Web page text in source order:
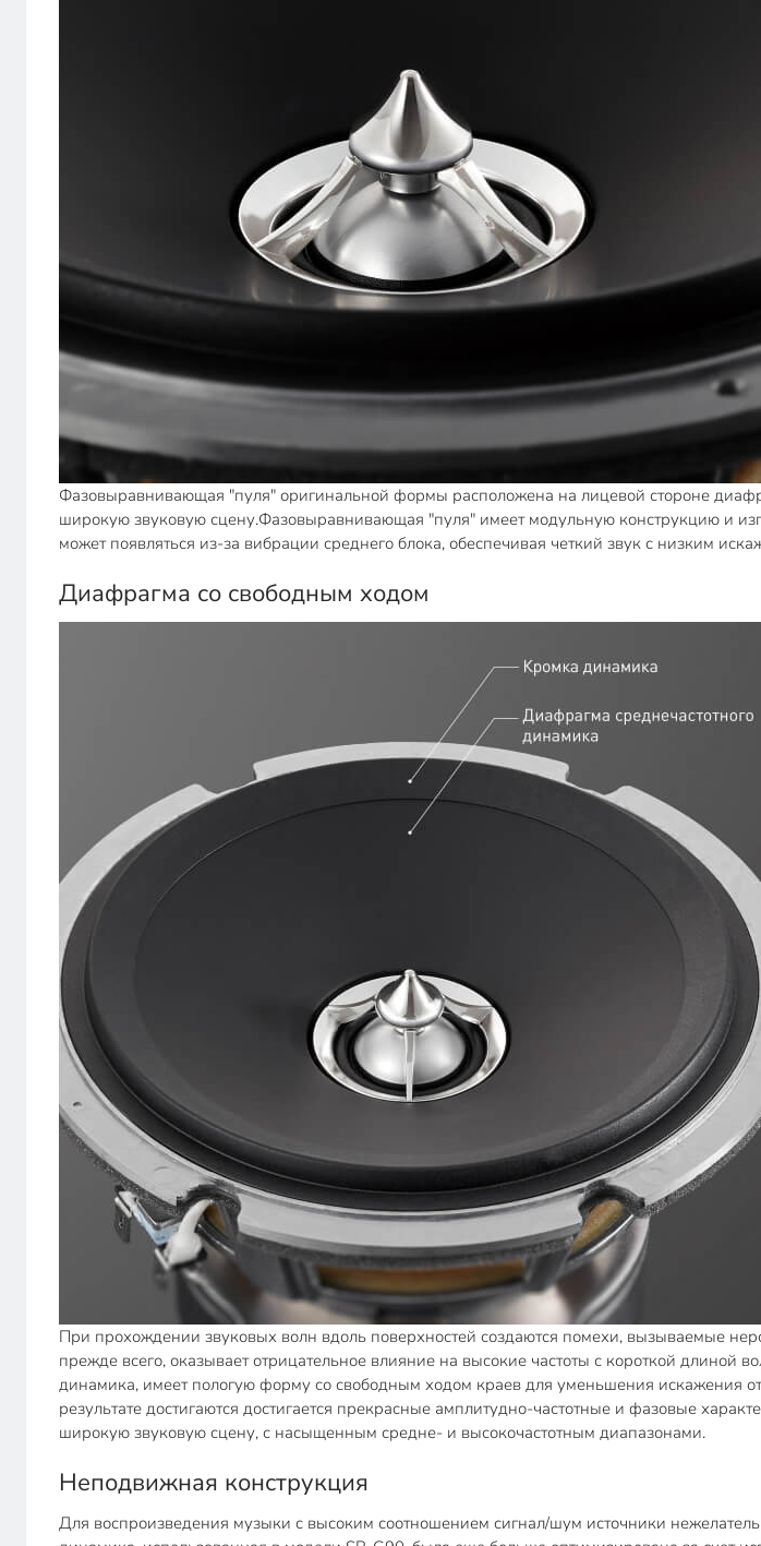
Фазовыравнивающая "пуля" оригинальной формы расположена на лицевой стороне
широкую звуковую сцену.Фазовыравнивающая "пуля" имеет модульную конструкцию и
может появляться из-за вибрации среднего блока, обеспечивая четкий звук с низким
Диафрагма со свободным ходом
При прохождении звуковых волн вдоль поверхностей создаются помехи, вызываемые
прежде всего, оказывает отрицательное влияние на высокие частоты с короткой длиной
динамика, имеет пологую форму со свободным ходом краев для уменьшения
результате достигаются достигается прекрасные амплитудно-частотные и фазовые
широкую звуковую сцену, с насыщенным средне- и высокочастотным диапазонами.
Неподвижная конструкция
Для воспроизведения музыки с высоким соотношением сигнал/шум источники